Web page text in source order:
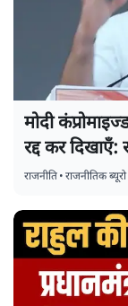
मोदी
रद्द कर दिखाएँ:
राजनीति•राजनीतिक ब्यूरो